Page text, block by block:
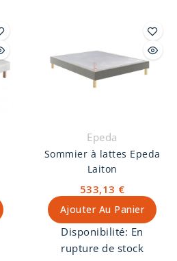
Epeda
Sommier à lattes Epeda
Laiton
533,13 €
Ajouter Au Panier
Disponibilité: En
rupture de stock